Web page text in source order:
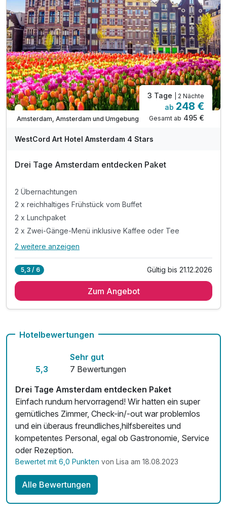
Teilweise ausgelastet
Amsterdam, Amsterdam und Umgebung
3 Tage | 2 Nächte
ab 248 €
Gesamt ab 495 €
WestCord Art Hotel Amsterdam 4 Stars
Drei Tage Amsterdam entdecken Paket
2 Übernachtungen
2 x reichhaltiges Frühstück vom Buffet
2 x Lunchpaket
2 x Zwei-Gänge-Menü inklusive Kaffee oder Tee
Alle Inklusivleistungen
2 x reichhaltiges Frühstück vom Buffet
2 x Leihfahrrad
2 weitere anzeigen
5,3 / 6 Gültig bis 21.12.2026
Zum Angebot
Hotelbewertungen
5,3
Sehr gut
7 Bewertungen
Drei Tage Amsterdam entdecken Paket
Einfach rundum hervorragend! Wir hatten ein super
gemütliches Zimmer, Check-in/-out war problemlos
und ein überaus freundliches,hilfsbereites und
kompetentes Personal, egal ob Gastronomie, Service
oder Rezeption.
Bewertet mit 6,0 Punkten von Lisa am 18.08.2023
Alle Bewertungen